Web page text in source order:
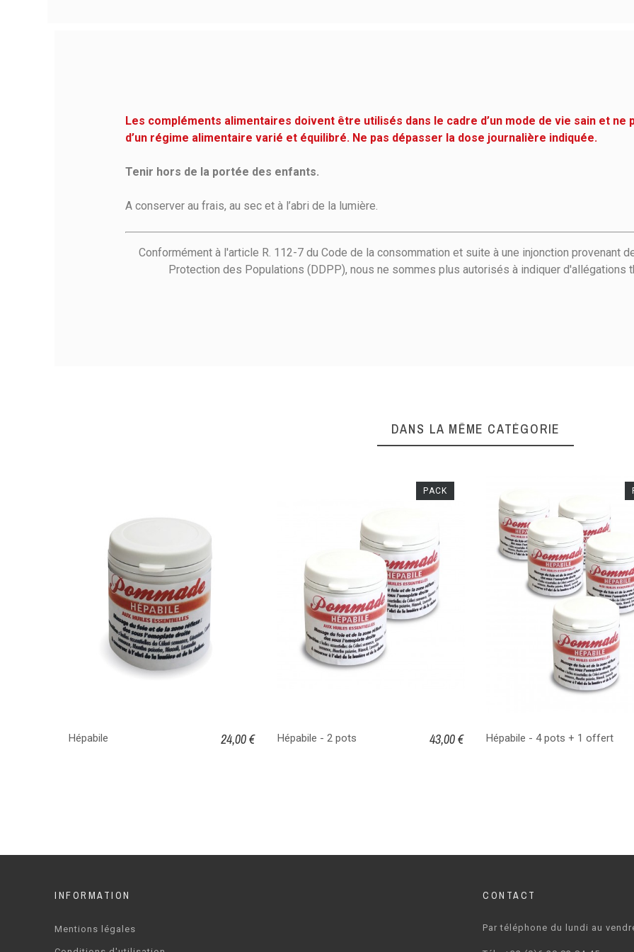
Les compléments alimentaires doivent être utilisés dans le cadre d’un mode de vie sain et
d’un régime alimentaire varié et équilibré. Ne pas dépasser la dose journalière indiquée.
Tenir hors de la portée des enfants.
A conserver au frais, au sec et à l’abri de la lumière.
Conformément à l'article R. 112-7 du Code de la consommation et suite à une injonction provenant
Protection des Populations (DDPP), nous ne sommes plus autorisés à indiquer d'allégations
DANS LA MÊME CATÉGORIE
Hépabile 24,00 € Hépabile - 2 pots 43,00 €
PACK
Hépabile - 4 pots + 1 offert
INFORMATION
Mentions légales
CONTACT
Par téléphone du lundi au